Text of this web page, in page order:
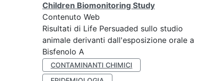
Children Biomonitoring Study
Contenuto Web
Risultati di Life Persuaded sullo studio
animale derivanti dall'esposizione orale a
Bisfenolo A
CONTAMINANTI CHIMICI